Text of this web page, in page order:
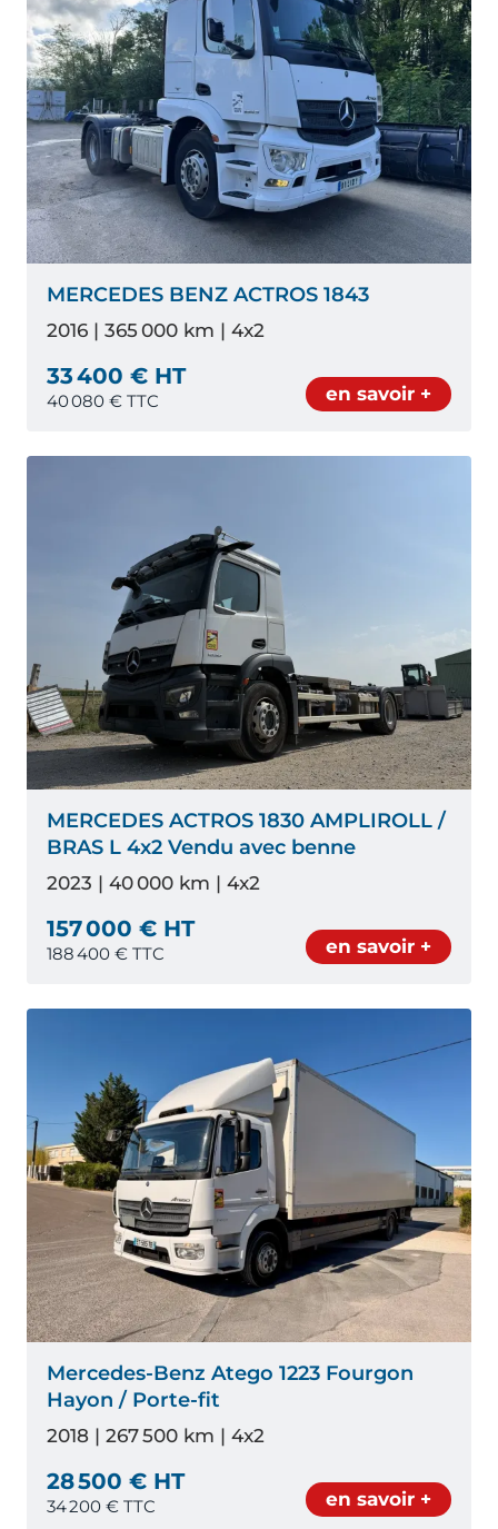
MERCEDES BENZ ACTROS 1843
2016 | 365 000 km | 4x2
33 400 € HT
40 080 € TTC en savoir +
MERCEDES ACTROS 1830 AMPLIROLL /
BRAS L 4x2 Vendu avec benne
2023 | 40 000 km | 4x2
157 000 € HT
188 400 € TTC en savoir +
Mercedes-Benz Atego 1223 Fourgon
Hayon / Porte-fit
2018 | 267 500 km | 4x2
28 500 € HT
34 200 € TTC en savoir +